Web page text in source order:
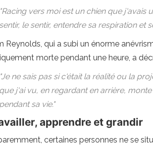
"Racing vers moi est un chien que j'avais
sentir, le sentir, entendre sa respiration et
Reynolds, qui a subi un énorme
morte pendant une heure, a
"Je ne sais pas si c'était la réalité ou la
que j'ai vu, en regardant en arrière,
pendant sa vie."
apprendre et grandir
certaines personnes ne se